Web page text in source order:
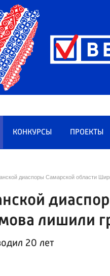
КОНКУРСЫ ПРОЕКТЫ
диаспоры Самарской области
лишили
20 лет